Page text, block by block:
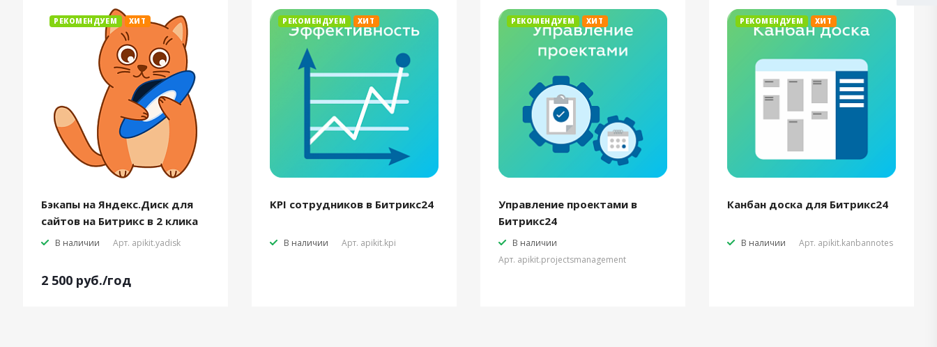
РЕКОМЕНДУЕМ ХИТ
Бэкапы на Яндекс.Диск для
сайтов на Битрикс в 2 клика
В наличии Арт. apikit.yadisk
2 500 руб./год
РЕКОМЕНДУЕМ ХИТ
KPI сотрудников в Битрикс24
В наличии Арт. apikit.kpi
РЕКОМЕНДУЕМ ХИТ
Управление проектами в
Битрикс24
В наличии
Арт. apikit.projectsmanagement
РЕКОМЕНДУЕМ ХИТ
Канбан доска для Битрикс24
В наличии Арт. apikit.kanbannotes